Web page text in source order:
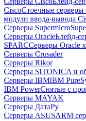
CiscoСтоечные серверы
модули ввода-вывода
Серверы Supermicro
Серверы OracleБлейд-
SPARCСерверы Oracle
Серверы Crusader
Серверы Rikor
Серверы SITONICA и
Серверы IBMIBM
IBM PowerСнятые с
Серверы MAYAK
Серверы ДатаРу
Серверы ASUSARM